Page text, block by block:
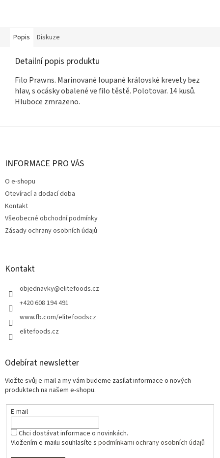
Popis Diskuze
Detailní popis produktu
Filo Prawns. Marinované loupané královské krevety bez
hlav, s ocásky obalené ve filo těstě. Polotovar. 14 kusů.
Hluboce zmrazeno.
Z
INFORMACE PRO VÁS
O e-shopu
Otevírací a dodací doba
Kontakt
Všeobecné obchodní podmínky
Zásady ochrany osobních údajů
Kontakt
objednavky@elitefoods.cz
+420 608 194 491
www.fb.com/elitefoodscz
elitefoods.cz
Odebírat newsletter
Vložte svůj e-mail a my vám budeme zasílat informace o nových
produktech na našem e-shopu.
E-mail
Chci dostávat informace o novinkách.
Vložením e-mailu souhlasíte s podmínkami ochrany osobních údajů